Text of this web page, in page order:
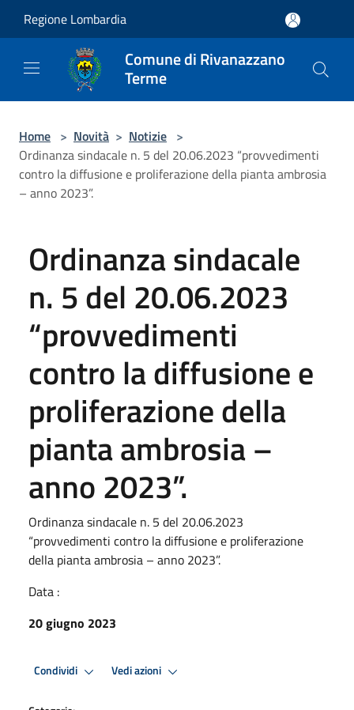
Regione Lombardia
Comune di Rivanazzano
Terme
Home > Novità > Notizie >
Ordinanza sindacale n. 5 del 20.06.2023 “provvedimenti
contro la diffusione e proliferazione della pianta ambrosia
– anno 2023”.
Ordinanza sindacale
n. 5 del 20.06.2023
“provvedimenti
contro la diffusione e
proliferazione della
pianta ambrosia –
anno 2023”.
Ordinanza sindacale n. 5 del 20.06.2023
“provvedimenti contro la diffusione e proliferazione
della pianta ambrosia – anno 2023”.
Data :
20 giugno 2023
Condividi Vedi azioni